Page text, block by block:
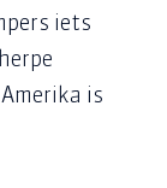
iets
is